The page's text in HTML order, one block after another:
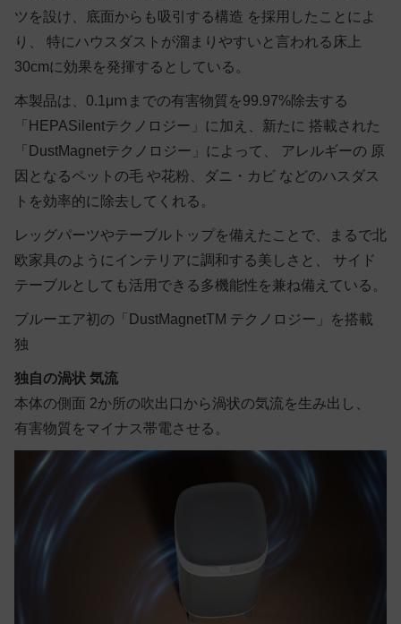
ツを設け、底面からも吸引する構造 を採用したことによ
り、 特にハウスダストが溜まりやすいと言われる床上
30cmに効果を発揮するとしている。
本製品は、0.1μⅿまでの有害物質を99.97%除去する
「HEPASilentテクノロジー」に加え、新たに 搭載された
「DustMagnetテクノロジー」によって、 アレルギーの 原
因となるペットの毛 や花粉、ダニ・カビ などのハスダス
トを効率的に除去してくれる。
レッグパーツやテーブルトップを備えたことで、まるで北
欧家具のようにインテリアに調和する美しさと、 サイド
テーブルとしても活用できる多機能性を兼ね備えている。
ブルーエア初の「DustMagnetTM テクノロジー」を搭載
独
独自の渦状 気流
本体の側面 2か所の吹出口から渦状の気流を生み出し、
有害物質をマイナス帯電させる。